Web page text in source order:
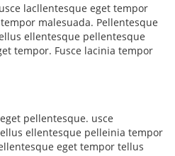
lacllentesque eget tempor
malesuada. Pellentesque
ellentesque pellentesque
tempor. Fusce lacinia tempor
pellentesque. usce
ellentesque pelleinia tempor
eget tempor tellus